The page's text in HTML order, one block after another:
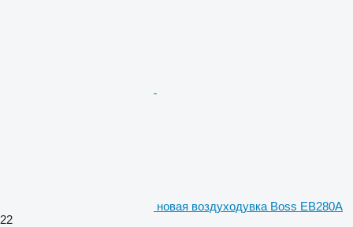
новая воздуходувка Boss EB280A
22